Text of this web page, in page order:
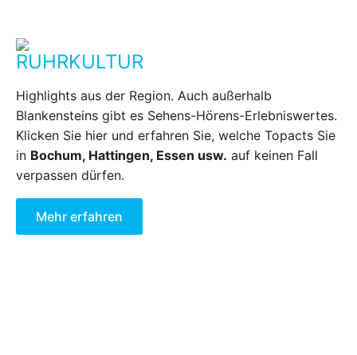
RUHRKULTUR
Highlights aus der Region. Auch außerhalb
Blankensteins gibt es Sehens-Hörens-Erlebniswertes.
Klicken Sie hier und erfahren Sie, welche Topacts Sie
in Bochum, Hattingen, Essen usw. auf keinen Fall
verpassen dürfen.
Mehr erfahren